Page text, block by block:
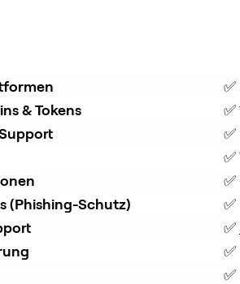
& Tokens
(Phishing-Schutz)
✅